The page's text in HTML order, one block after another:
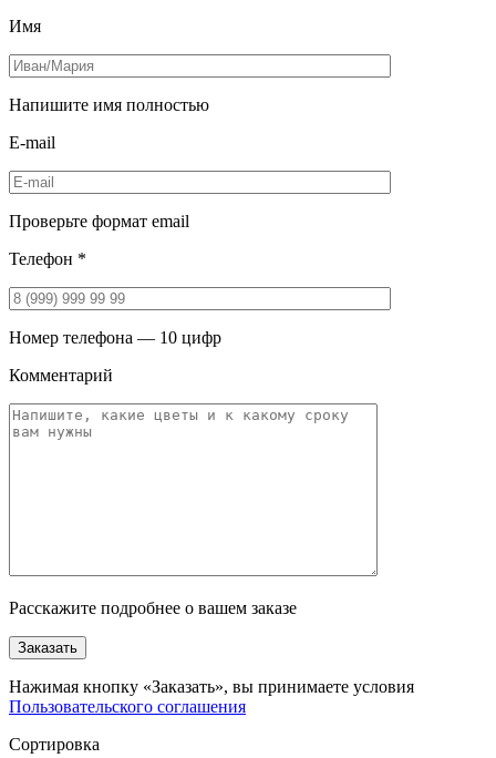
Имя
Напишите имя полностью
E-mail
Проверьте формат email
Телефон *
Номер телефона — 10 цифр
Комментарий
Расскажите подробнее о вашем заказе
Заказать
Нажимая кнопку «Заказать», вы принимаете условия
Пользовательского соглашения
Сортировка